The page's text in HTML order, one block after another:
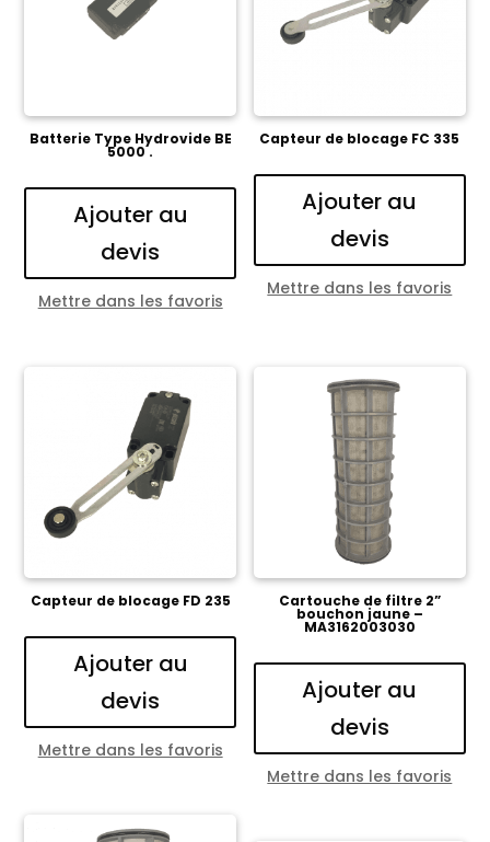
Batterie Type Hydrovide BE
5000 .
Ajouter au
devis
Mettre dans les favoris
Capteur de blocage FC 335
Ajouter au
devis
Mettre dans les favoris
Capteur de blocage FD 235
Ajouter au
devis
Mettre dans les favoris
Cartouche de filtre 2”
bouchon jaune –
MA3162003030
Ajouter au
devis
Mettre dans les favoris